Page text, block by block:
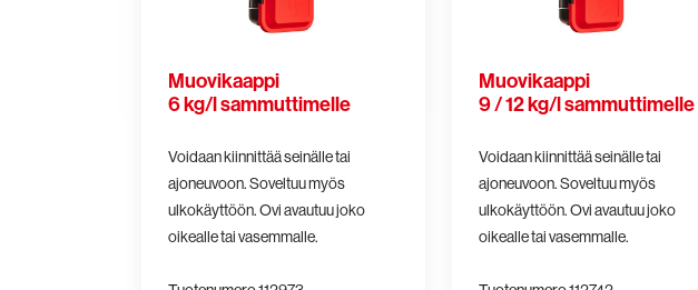
Muovikaappi
6 kg/l sammuttimelle
Voidaan kiinnittää seinälle tai
ajoneuvoon. Soveltuu myös
ulkokäyttöön. Ovi avautuu joko
oikealle tai vasemmalle.
sammuttimelle
Muovikaappi
9 / 12 kg/l sammuttimelle
Voidaan kiinnittää seinälle tai
ajoneuvoon. Soveltuu myös
ulkokäyttöön. Ovi avautuu joko
oikealle tai vasemmalle.